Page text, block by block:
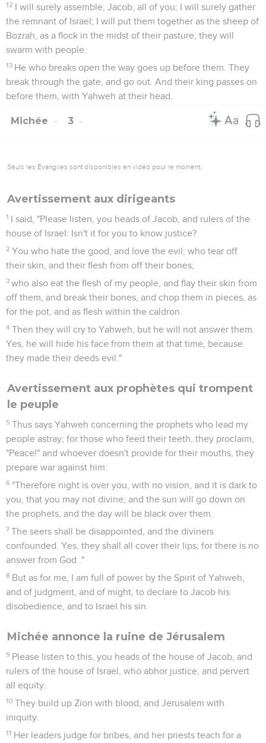
the hire of a prostitute shall they return."
Le malheur atteint Jérusalem
For this I will lament and wail; I will go stripped and naked; I
will howl like the jackals, and moan like the daughters of
owls.
For her wounds are incurable; for it has come even to
Judah. It reaches to the gate of my people, even to
have rolled myself in the dust.
The inhabitant of Zaanan won't come out. The wailing of
Beth Ezel will take from you his protection.
12 For the inhabitant of Maroth waits anxiously for good,
because evil has come down from Yahweh to the gate of
Jerusalem.
13
Harness the chariot to the swift steed, inhabitant of
Lachish. She was the beginning of sin to the daughter of
Zion; For the transgressions of Israel were found in you.
14 Therefore you will give a parting gift to Moresheth Gath.
The houses of Achzib will be a deceitful thing to the kings of
Israel.
the glory of Israel will come to Adullam.
16 Shave your heads, and cut off your hair for the children of
your delight. Enlarge your baldness like the vulture; for they
have gone into captivity from you!
Michée 2
Seuls les Évangiles sont disponibles en vidéo pour le moment.
Ceux qui abusent de leur pouvoir
Woe to those who devise iniquity and work evil on their
beds! When the morning is light, they practice it, because it
is in the power of their hand.
They covet fields, and seize them; and houses, and take
man and his heritage.
against these people a disaster, from which you will not
remove your necks, neither will you walk haughtily; for it is
an evil time.
In that day they will take up a parable against you, and
lament with a doleful lamentation, saying, 'We are utterly
ruined! My people's possession is divided up. Indeed he